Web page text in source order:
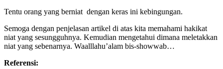
Semoga dengan penjelasan artikel di atas kita memahami hakikat
niat yang sesungguhnya. Kemudian mengetahui dimana meletakkan